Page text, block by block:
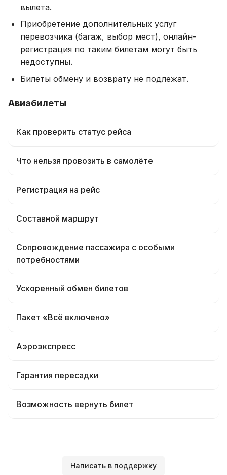
вылета.
Приобретение дополнительных услуг
перевозчика (багаж, выбор мест), онлайн-
регистрация по таким билетам могут быть
недоступны.
Билеты обмену и возврату не подлежат.
Авиабилеты
Как проверить статус рейса
Что нельзя провозить в самолёте
Регистрация на рейс
Составной маршрут
Сопровождение пассажира с особыми
потребностями
Ускоренный обмен билетов
Пакет «Всё включено»
Аэроэкспресс
Гарантия пересадки
Возможность вернуть билет
Написать в поддержку